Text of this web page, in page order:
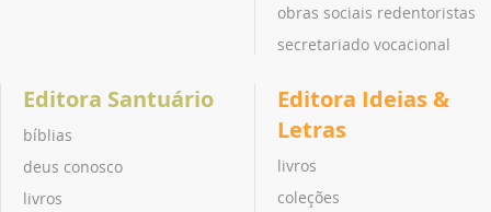
obras sociais redentoristas
secretariado vocacional
Editora Santuário
bíblias
deus conosco
livros
Editora Ideias &
Letras
livros
coleções